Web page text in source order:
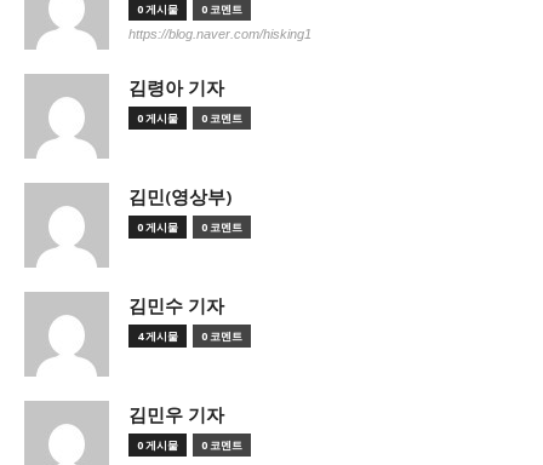
0 게시물 0 코멘트
https://blog.naver.com/hisking1
김령아 기자
0 게시물 0 코멘트
김민(영상부)
0 게시물 0 코멘트
김민수 기자
4 게시물 0 코멘트
김민우 기자
0 게시물 0 코멘트